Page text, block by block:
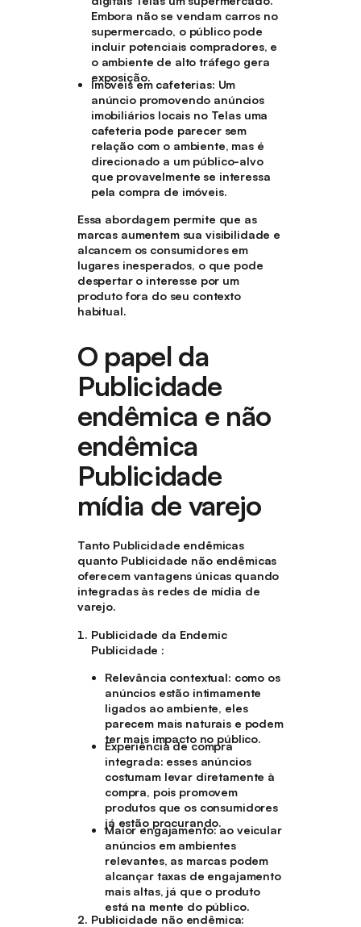
Embora não se vendam carros no
supermercado, o público pode
incluir potenciais compradores, e
o ambiente de alto tráfego gera
exposição.
Imóveis em cafeterias: Um
anúncio promovendo anúncios
imobiliários locais no Telas uma
cafeteria pode parecer sem
relação com o ambiente, mas é
direcionado a um público-alvo
que provavelmente se interessa
pela compra de imóveis.
Essa abordagem permite que as
marcas aumentem sua visibilidade e
alcancem os consumidores em
lugares inesperados, o que pode
despertar o interesse por um
produto fora do seu contexto
habitual.
O papel da
Publicidade
endêmica e não
endêmica
Publicidade
mídia de varejo
Tanto Publicidade endêmicas
quanto Publicidade não endêmicas
oferecem vantagens únicas quando
integradas às redes de mídia de
varejo.
Publicidade da Endemic
Publicidade :
Relevância contextual: como os
anúncios estão intimamente
ligados ao ambiente, eles
parecem mais naturais e podem
ter mais impacto no público.
Experiência de compra
integrada: esses anúncios
costumam levar diretamente à
compra, pois promovem
produtos que os consumidores
já estão procurando.
Maior engajamento: ao veicular
anúncios em ambientes
relevantes, as marcas podem
alcançar taxas de engajamento
mais altas, já que o produto
está na mente do público.
Publicidade não endêmica: